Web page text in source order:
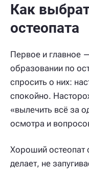
Как
остеопата
Первое и главное
образовании по
спросить о них:
спокойно.
«вылечить всё за
осмотра и
Хороший остеопат
делает, не